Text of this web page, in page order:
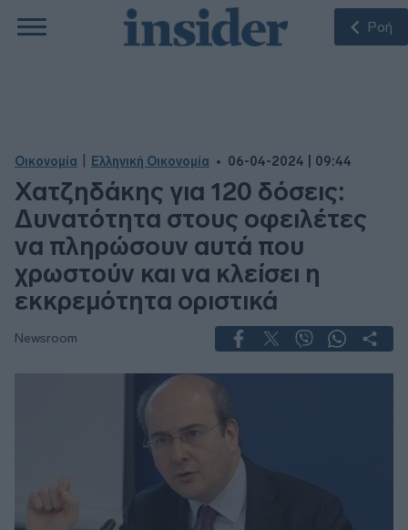
Ροή
Οικονομία Ελληνική Οικονομία 06-04-2024 | 09:44
Χατζηδάκης για 120 δόσεις:
Δυνατότητα στους οφειλέτες
να πληρώσουν αυτά που
χρωστούν και να κλείσει η
εκκρεμότητα οριστικά
Newsroom